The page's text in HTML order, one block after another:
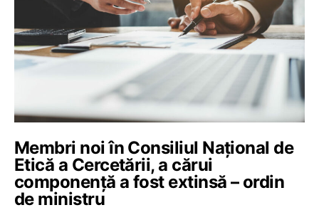
Membri noi în Consiliul Național de
Etică a Cercetării, a cărui
componență a fost extinsă – ordin
de ministru